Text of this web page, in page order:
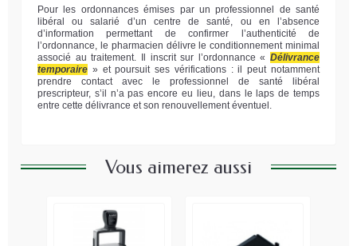
Pour les ordonnances émises par un professionnel de santé
libéral ou salarié d’un centre de santé, ou en l’absence
d’information permettant de confirmer l’authenticité de
l’ordonnance, le pharmacien délivre le conditionnement minimal
associé au traitement. Il inscrit sur l’ordonnance « Délivrance
temporaire » et poursuit ses vérifications : il peut notamment
prendre contact avec le professionnel de santé libéral
prescripteur, s’il n’a pas encore eu lieu, dans le laps de temps
entre cette délivrance et son renouvellement éventuel.
Vous aimerez aussi